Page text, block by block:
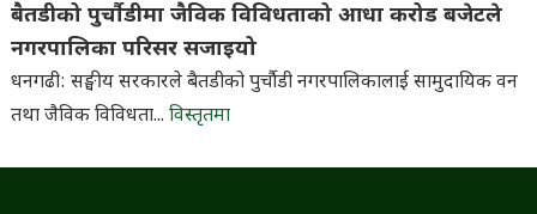
बैतडीको पुर्चौडीमा जैविक विविधताको आधा करोड बजेटले
नगरपालिका परिसर सजाइयो
धनगढी: सङ्घीय सरकारले बैतडीको पुर्चौडी नगरपालिकालाई सामुदायिक वन
तथा जैविक विविधता... विस्तृतमा